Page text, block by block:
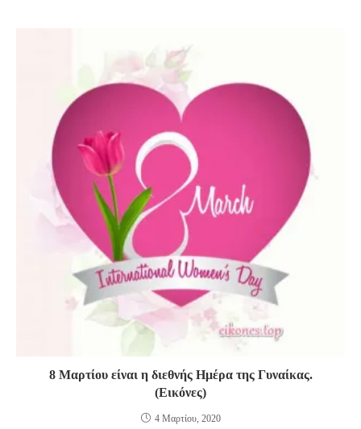
8 Μαρτίου είναι η διεθνής Ημέρα της Γυναίκας.
(Εικόνες)
4 Μαρτίου, 2020